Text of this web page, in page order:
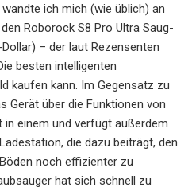
ich mich (wie üblich) an
Roborock S8 Pro Ultra Saug-
– der laut Rezensenten
besten intelligenten
kaufen kann. Im Gegensatz zu
Gerät über die Funktionen von
in einem und verfügt außerdem
die dazu beiträgt, den
noch effizienter zu
hat sich schnell zu